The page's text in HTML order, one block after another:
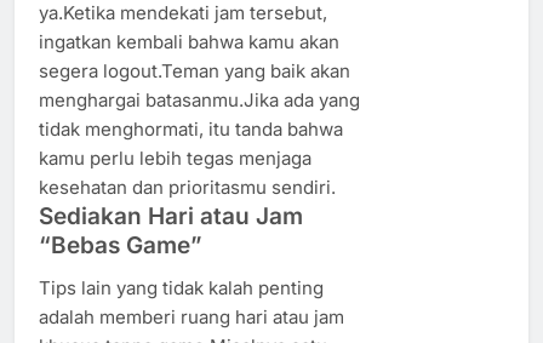
ya.Ketika mendekati jam tersebut,
ingatkan kembali bahwa kamu akan
segera logout.Teman yang baik akan
menghargai batasanmu.Jika ada yang
tidak menghormati, itu tanda bahwa
kamu perlu lebih tegas menjaga
kesehatan dan prioritasmu sendiri.
Sediakan Hari atau Jam
“Bebas Game”
Tips lain yang tidak kalah penting
adalah memberi ruang hari atau jam